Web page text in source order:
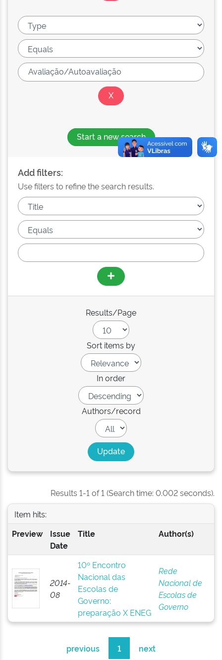
Start a new search
Add filters:
Use filters to refine the search results.
Results/Page
Sort items by
In order
Authors/record
Results 1-1 of 1 (Search time: 0.002 seconds).
Item hits:
Preview
Issue
Date
Title Author(s)
2014-
08
10º Encontro
Nacional das
Escolas de
Governo:
preparação X ENEG
Rede
Nacional de
Escolas de
Governo
previous 1 next